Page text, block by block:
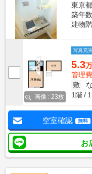
東京
築年数
建物
画像 : 23枚
写真充
5.3
管理
敷
1階
空室確認 無料
お